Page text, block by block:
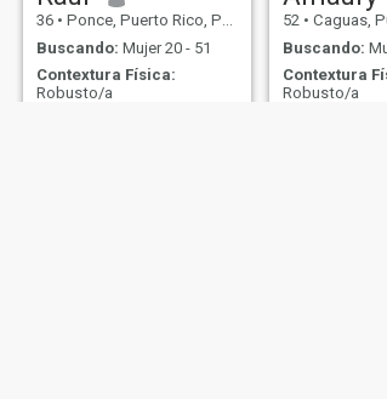
36 • Ponce, Puerto Rico, Puerto Rico
Buscando: Mujer 20 - 51
Contextura Física:
Robusto/a
52 • Caguas, Puerto
Buscando:
Contextura
Robusto/a